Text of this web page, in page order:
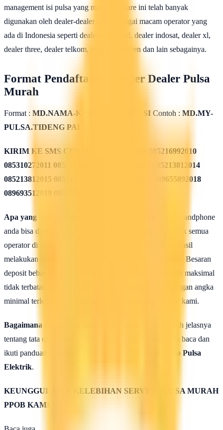
management isi pulsa yang mana software ini telah banyak
digunakan oleh dealer-dealer dari berbagai macam operator yang
ada di Indonesia seperti dealer telkomsel, dealer indosat, dealer xl,
dealer three, dealer telkom, dealer smartfren dan lain sebagainya.
Format Pendaftaran Master Dealer Pulsa
Murah
Format : MD.NAMA-KONTER.PROPINSI Contoh : MD.MY-
PULSA.TIDENG PALE
KIRIM KE SMS CENTER
085311562009 085216992010
085310272011 085311432012 085213782013 085213812014
085213812015 085215082016 085819962017 089655892018
089693512019 08568582020
Apa yang harus dilakukan seusai Mendaftar ?
Agar handphone
anda bisa dipakai untuk melakukan isi ulang pulsa elektrik semua
operator di seluruh wilayah Indonesia, maka setelah berhasil
melakukan daftar anda harus mengisi saldo deposit pulsa. Besaran
deposit bebas dengan ketentuan minimal 50rb rupiah dan maksimal
tidak terbatas. Anda bisa isi deposit saldo pulsa anda dengan angka
minimal terlebih dahulu untuk uji coba kehebatan server kami.
Bagaimana caranya mengisi saldo pulsa ?
Untuk lebih jelasnya
tentang tata cara isi saldo deposit pulsa ini silahkan anda baca dan
ikuti panduan yang terdapat di halaman :
Cara isi Saldo Pulsa
Elektrik.
KEUNGGULAN & KELEBIHAN SERVER PULSA MURAH
PPOB KAMI